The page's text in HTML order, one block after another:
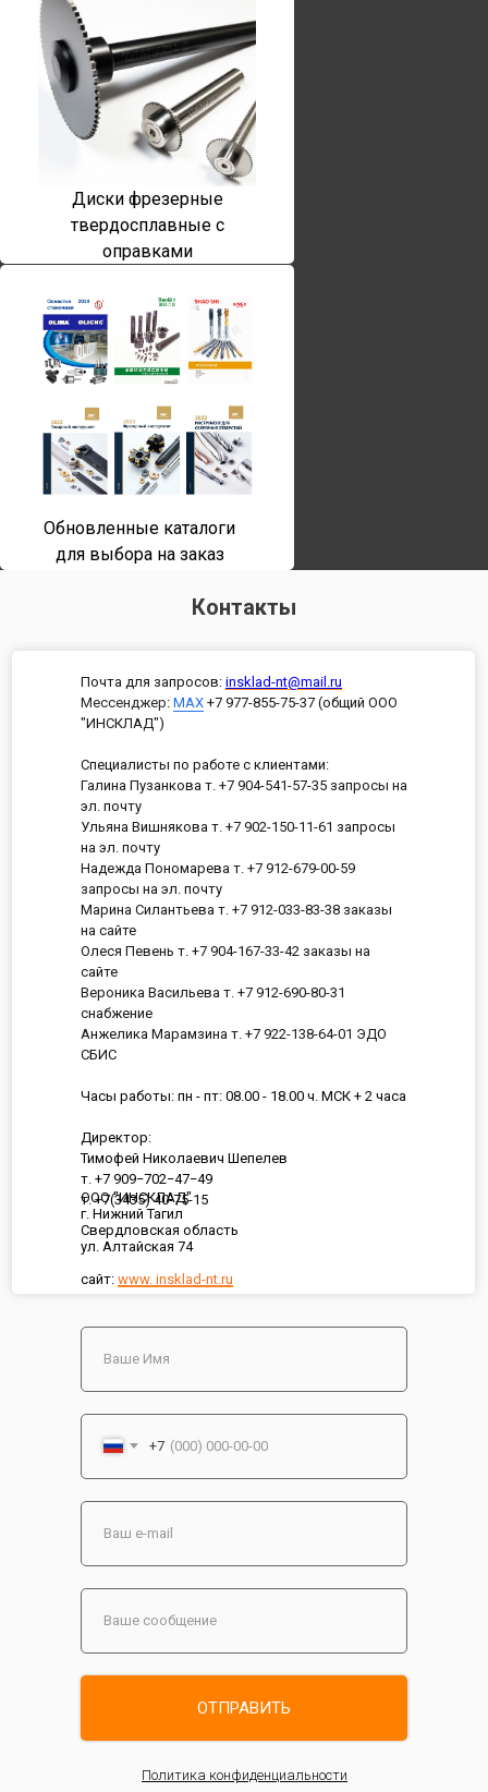
Диски фрезерные
твердосплавные с
оправками
Обновленные каталоги
для выбора на заказ
Контакты
ООО "ИНСКЛАД"
г. Нижний Тагил
Свердловская область
ул. Алтайская 74
сайт: www. insklad-nt.ru
Почта для запросов: insklad-nt@mail.ru
Мессенджер: MAX +7 977-855-75-37 (общий ООО
"ИНСКЛАД")
Специалисты по работе с клиентами:
Галина Пузанкова т. +7 904-541-57-35 запросы на
эл. почту
Ульяна Вишнякова т. +7 902-150-11-61 запросы
на эл. почту
Надежда Пономарева т. +7 912-679-00-59
запросы на эл. почту
Марина Силантьева т. +7 912-033-83-38 заказы
на сайте
Олеся Певень т. +7 904-167-33-42 заказы на
сайте
Вероника Васильева т. +7 912-690-80-31
снабжение
Анжелика Марамзина т. +7 922-138-64-01 ЭДО
СБИС
Часы работы: пн - пт: 08.00 - 18.00 ч. МСК + 2 часа
Директор:
Тимофей Николаевич Шепелев
т. +7 909−702−47−49
т. +7(3435) 40-75-15
+7
ОТПРАВИТЬ
Политика конфиденциальности